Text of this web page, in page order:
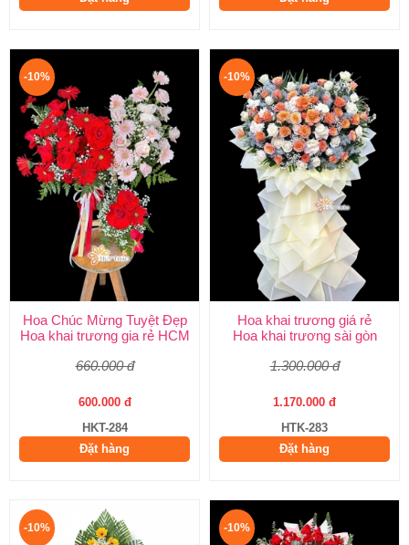
-10%
Hoa Chúc Mừng Tuyệt Đẹp
Hoa khai trương gia rẻ HCM
660.000 đ
600.000 đ
HKT-284
Đặt hàng
-10%
Hoa khai trương giá rẻ
Hoa khai trương sài gòn
1.300.000 đ
1.170.000 đ
HTK-283
Đặt hàng
-10% -10%